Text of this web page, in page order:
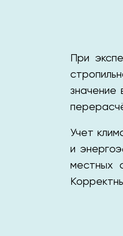
При
значение
Учет
и
местных